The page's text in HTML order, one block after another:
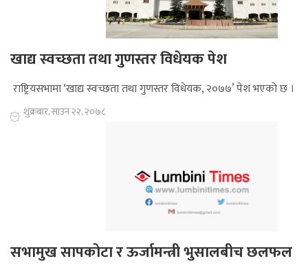
खाद्य स्वच्छता तथा गुणस्तर विधेयक पेश
राष्ट्रियसभामा ‘खाद्य स्वच्छता तथा गुणस्तर विधेयक, २०७७’ पेश भएको छ ।
शुक्रबार, साउन २२, २०७८
सभामुख सापकोटा र ऊर्जामन्त्री भुसालबीच छलफल